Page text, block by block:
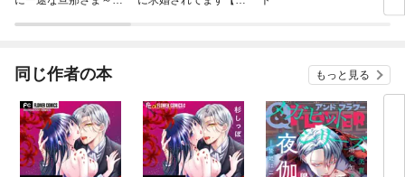
同じ作者の本 もっと見る